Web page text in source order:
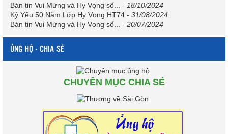
Bản tin Vui Mừng và Hy Vọng số...
- 18/10/2024
Kỷ Yếu 50 Năm Lớp Hy Vọng HT74 - 31/08/2024
Bản tin Vui Mừng và Hy Vọng số...
- 20/07/2024
ỦNG HỘ - CHIA SẺ
CHUYÊN MỤC CHIA SẺ